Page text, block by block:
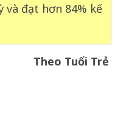
và đạt hơn 84% kế
Theo Tuổi Trẻ